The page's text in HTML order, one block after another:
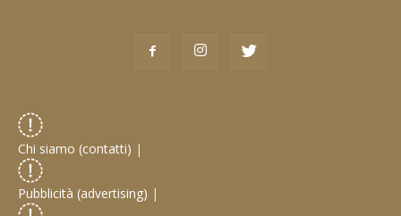
Chi siamo (contatti) |
Pubblicità (advertising) |